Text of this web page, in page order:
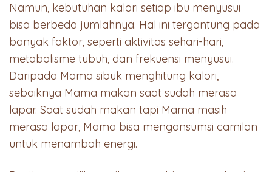
Namun, kebutuhan kalori setiap ibu menyusui
bisa berbeda jumlahnya. Hal ini tergantung pada
banyak faktor, seperti aktivitas sehari-hari,
metabolisme tubuh, dan frekuensi menyusui.
Daripada Mama sibuk menghitung kalori,
sebaiknya Mama makan saat sudah merasa
lapar. Saat sudah makan tapi Mama masih
merasa lapar, Mama bisa mengonsumsi camilan
untuk menambah energi.